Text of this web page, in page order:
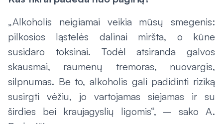
„Alkoholis neigiamai veikia mūsų smegenis:
pilkosios ląstelės dalinai miršta, o kūne
susidaro toksinai. Todėl atsiranda galvos
skausmai, raumenų tremoras, nuovargis,
silpnumas. Be to, alkoholis gali padidinti riziką
susirgti vėžiu, jo vartojamas siejamas ir su
širdies bei kraujagyslių ligomis“, – sako A.